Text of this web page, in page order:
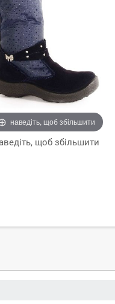
наведіть, щоб збільшити
щоб збільшити